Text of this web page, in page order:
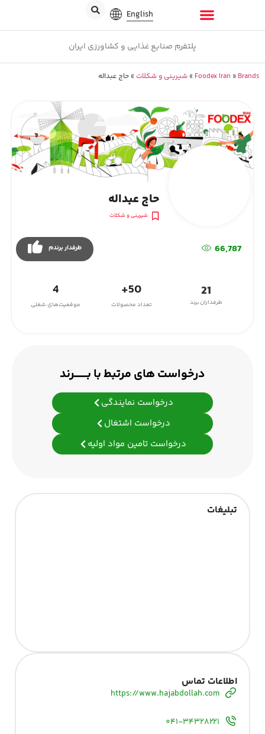
English
پلتفرم صنایع غذایی و کشاورزی ایران
Foodex Iran » Brands
» شیرینی و شکلات » حاج عبداله
حاج عبداله
شیرینی و شکلات
طرفدار برندم 66,787
21
طرفداران برند
50+
تعداد محصولات
4
موقعیت‌های شغلی
درخواست های مرتبط با بـــــــرند
درخواست نمایندگی
درخواست اشتغال
درخواست تامین مواد اولیه
اطلاعات تماس
https://www.hajabdollah.com
۰۴۱-۳۴۳۲۸۲۲۱
تبلیغات